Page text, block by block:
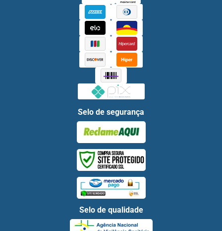
Selo de segurança
Selo de qualidade